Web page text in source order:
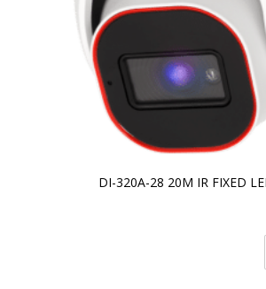
DI-320A-28 20M IR FIXED